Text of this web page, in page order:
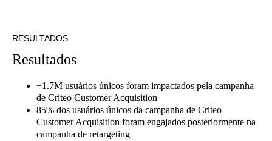
RESULTADOS
Resultados
+1.7M usuários únicos foram impactados pela campanha
de Criteo Customer Acquisition
85% dos usuários únicos da campanha de Criteo
Customer Acquisition foram engajados posteriormente na
campanha de retargeting